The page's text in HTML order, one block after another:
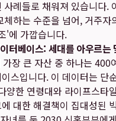
사례들로 채워져 있습니다.
체하는 수준을 넘어, 거주자
'에 가깝습니다.
터베이스: 세대를 아우르는
장 큰 자산 중 하나는 400
스입니다. 이 데이터는 단
양한 연령대와 라이프스타
대한 해결책이 집대성된